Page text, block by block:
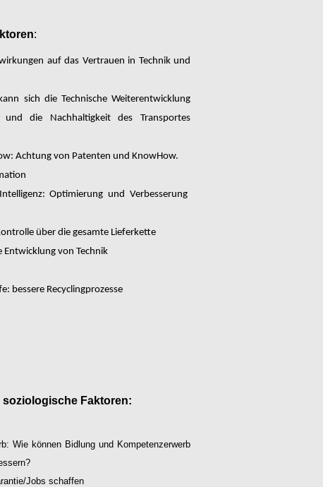
:
auf das Vertrauen in Technik und
sich die Technische Weiterentwicklung
die Nachhaltigkeit des Transportes
Achtung von Patenten und KnowHow.
Optimierung und Verbesserung
über die gesamte Lieferkette
Entwicklung von Technik
bessere Recyclingprozesse
Faktoren:
Wie können Bidlung und Kompetenzerwerb
Jobs schaffen